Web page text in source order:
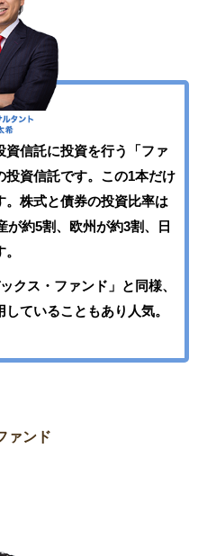
信託に投資を行う「ファ
投資信託です。この1本だけ
。株式と債券の投資比率は
が約5割、欧州が約3割、日
クス・ファンド」と同様、
ていることもあり人気。
ァンド